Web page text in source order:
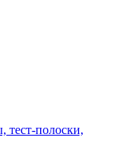
тест-полоски,